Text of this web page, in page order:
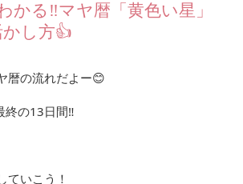
かる‼️マヤ暦「黄色い星」
し方👍
暦の流れだよー😊
終の13日間‼️
ていこう！